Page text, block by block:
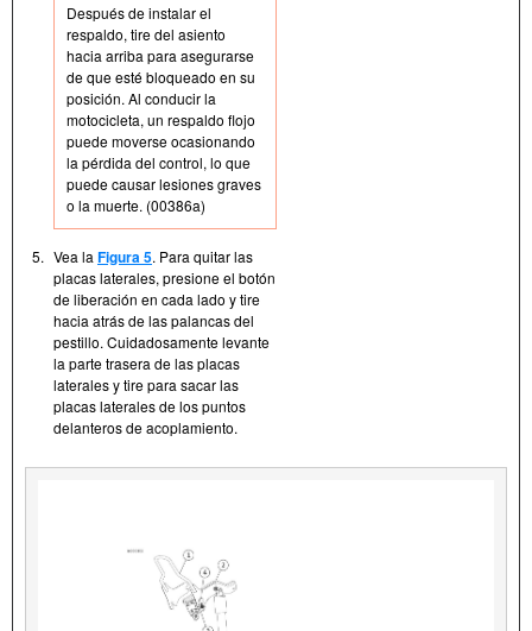
Después de instalar el
respaldo, tire del asiento
hacia arriba para asegurarse
de que esté bloqueado en su
posición. Al conducir la
motocicleta, un respaldo flojo
puede moverse ocasionando
la pérdida del control, lo que
puede causar lesiones graves
o la muerte. (00386a)
5. Vea la Figura 5. Para quitar las
placas laterales, presione el botón
de liberación en cada lado y tire
hacia atrás de las palancas del
pestillo. Cuidadosamente levante
la parte trasera de las placas
laterales y tire para sacar las
placas laterales de los puntos
delanteros de acoplamiento.